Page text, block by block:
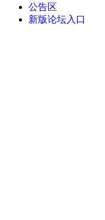
公告区
新版论坛入口